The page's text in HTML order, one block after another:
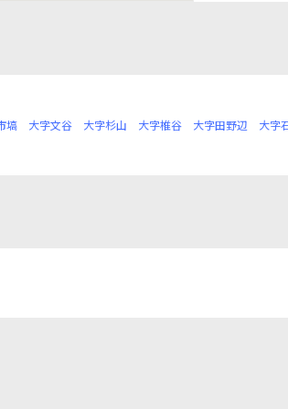
塙 大字文谷 大字杉山 大字椎谷 大字田野辺 大字